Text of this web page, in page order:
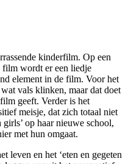
kinderfilm. Op een
film wordt er een liedje
element in de film. Voor het
vals klinken, maar dat doet
geeft. Verder is het
meisje, dat zich totaal niet
op haar nieuwe school,
met hun omgaat.
leven en het ‘eten en gegeten